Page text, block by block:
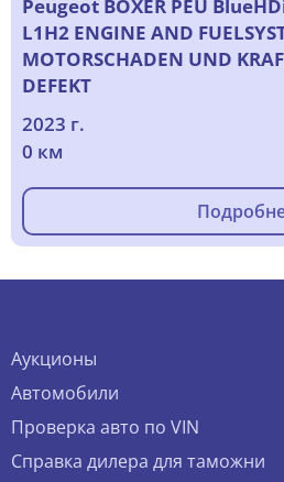
Peugeot BOXER PEU
L1H2 ENGINE AND
MOTORSCHADEN UND
DEFEKT
2023 г.
0 км
Аукционы
Автомобили
Проверка авто по VIN
Справка дилера для таможни